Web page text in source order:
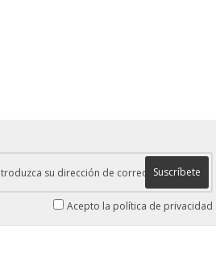
Suscríbete
Acepto la política de privacidad